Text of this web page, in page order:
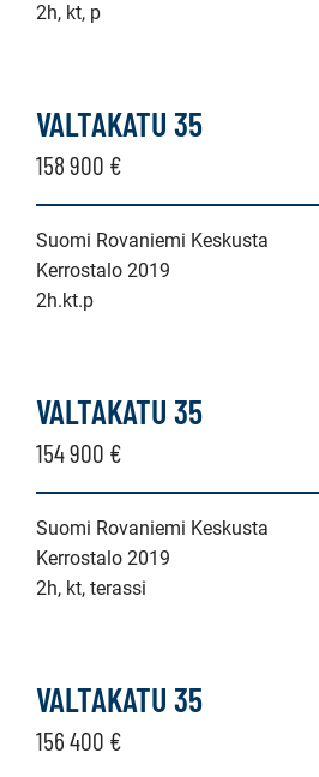
2h, kt, p
VALTAKATU 35
158 900 €
Suomi Rovaniemi Keskusta
Kerrostalo 2019
2h.kt.p
VALTAKATU 35
154 900 €
Suomi Rovaniemi Keskusta
Kerrostalo 2019
2h, kt, terassi
VALTAKATU 35
156 400 €